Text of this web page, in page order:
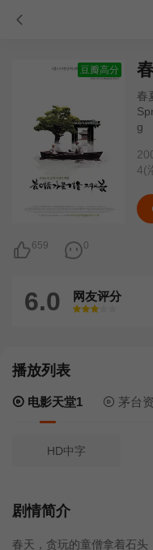
豆瓣高分
春
g
4(
659 0
6.0 网友评分
很差
较差还行推荐力荐
播放列表
电影天堂1 茅台
HD中字
剧情简介
春天，贪玩的童僧拿着石头